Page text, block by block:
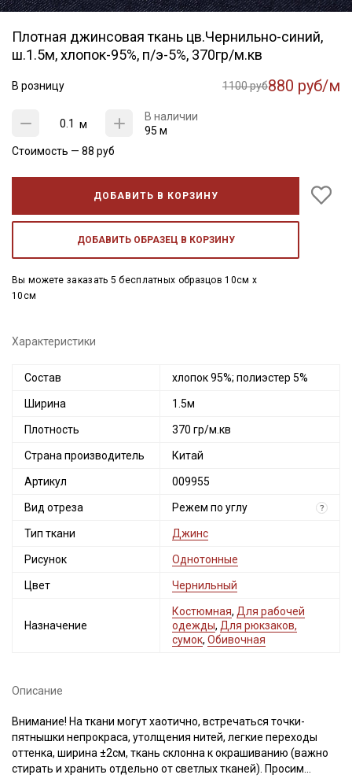
Плотная джинсовая ткань цв.Чернильно-синий,
ш.1.5м, хлопок-95%, п/э-5%, 370гр/м.кв
В розницу 1100 руб880 руб/м
м
В наличии
95 м
Стоимость — 88 руб
ДОБАВИТЬ В КОРЗИНУ
ДОБАВИТЬ ОБРАЗЕЦ В КОРЗИНУ
Вы можете заказать 5 бесплатных образцов 10см x
10см
Характеристики
Состав хлопок 95%; полиэстер 5%
Ширина 1.5м
Плотность 370 гр/м.кв
Страна производитель Китай
Артикул 009955
Вид отреза Режем по углу ?
Тип ткани Джинс
Рисунок Однотонные
Цвет Чернильный
Назначение
Костюмная, Для рабочей
одежды, Для рюкзаков,
сумок, Обивочная
Описание
Внимание! На ткани могут хаотично, встречаться точки-
пятнышки непрокраса, утолщения нитей, легкие переходы
оттенка, ширина ±2см, ткань склонна к окрашиванию (важно
стирать и хранить отдельно от светлых тканей). Просим